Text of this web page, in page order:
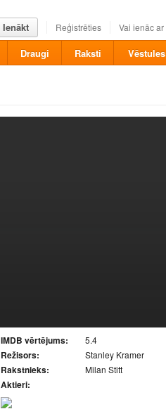
Ienākt Reģistrēties Vai ienāc ar
Draugi Raksti Vēstules
IMDB vērtējums: 5.4
Režisors: Stanley Kramer
Rakstnieks: Milan Stitt
Aktieri: